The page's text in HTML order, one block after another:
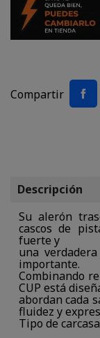
Compartir
Descripción
Su alerón
cascos de
fuerte y
una
importante.
Combinando
CUP está
abordan cada
fluidez y
Tipo de